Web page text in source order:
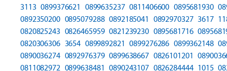
3113 0899376621 0899635237 0811406600 0895681930
0892350200 0895079288 0892185041 0892970327 3617
0820825243 0826465959 0821239230 0895681716
0820306306 3654 0899892821 0899276286 0899362148
0890036274 0892976379 0899638667 0826101201
0811082972 0899638481 0890243107 0826284444 1015